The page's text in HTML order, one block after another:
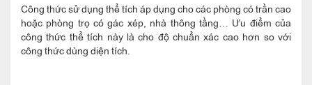
Công thức sử dụng thể tích áp dụng cho các phòng có trần cao
hoặc phòng trọ có gác xép, nhà thông tầng… Ưu điểm của
công thức thể tích này là cho độ chuẩn xác cao hơn so với
công thức dùng diện tích.